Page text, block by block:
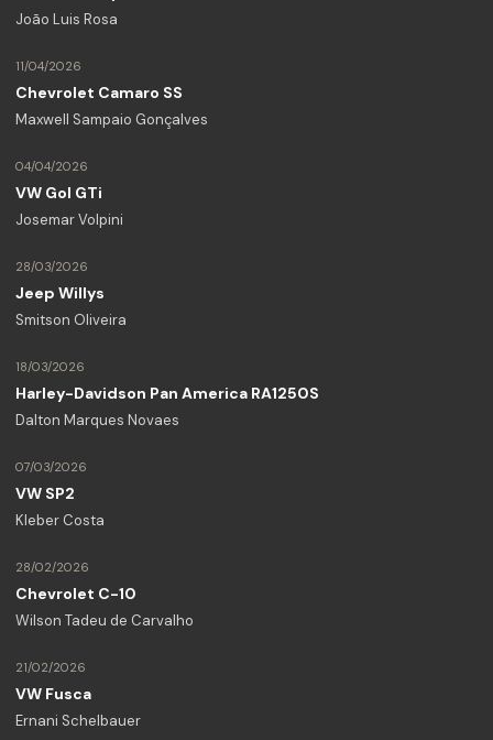
João Luis Rosa
11/04/2026
Chevrolet Camaro SS
Maxwell Sampaio Gonçalves
04/04/2026
VW Gol GTi
Josemar Volpini
28/03/2026
Jeep Willys
Smitson Oliveira
18/03/2026
Harley-Davidson Pan America RA1250S
Dalton Marques Novaes
07/03/2026
VW SP2
Kleber Costa
28/02/2026
Chevrolet C-10
Wilson Tadeu de Carvalho
21/02/2026
VW Fusca
Ernani Schelbauer